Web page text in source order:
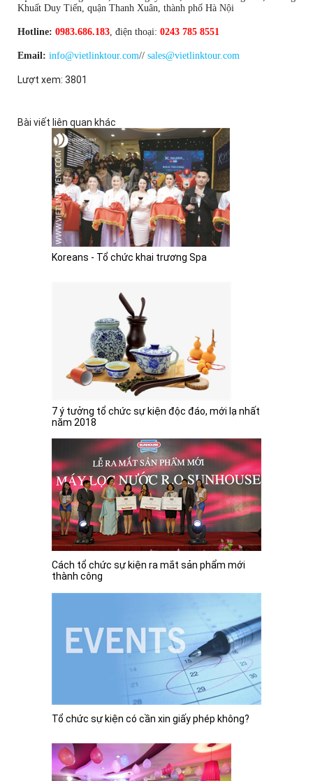
Khuất Duy Tiến, quận Thanh Xuân, thành phố Hà Nội
Hotline: 0983.686.183, điện thoại: 0243 785 8551
Email: info@vietlinktour.com// sales@vietlinktour.com
Lượt xem: 3801
Bài viết liên quan khác
Koreans - Tổ chức khai trương Spa
7 ý tưởng tổ chức sự kiện độc đáo, mới lạ nhất
năm 2018
Cách tổ chức sự kiện ra mắt sản phẩm mới
thành công
Tổ chức sự kiện có cần xin giấy phép không?